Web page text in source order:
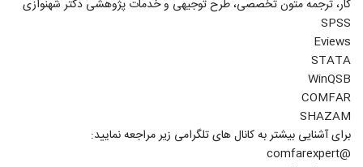
کار، ترجمه متون تخصصی، طرح توجیهی و خدمات پژوهشی دکتر شهنوازی
SPSS
Eviews
STATA
WinQSB
COMFAR
SHAZAM
برای آشنایی بیشتر به کانال های تلگرامی زیر مراجعه نمایید:
@comfarexpert